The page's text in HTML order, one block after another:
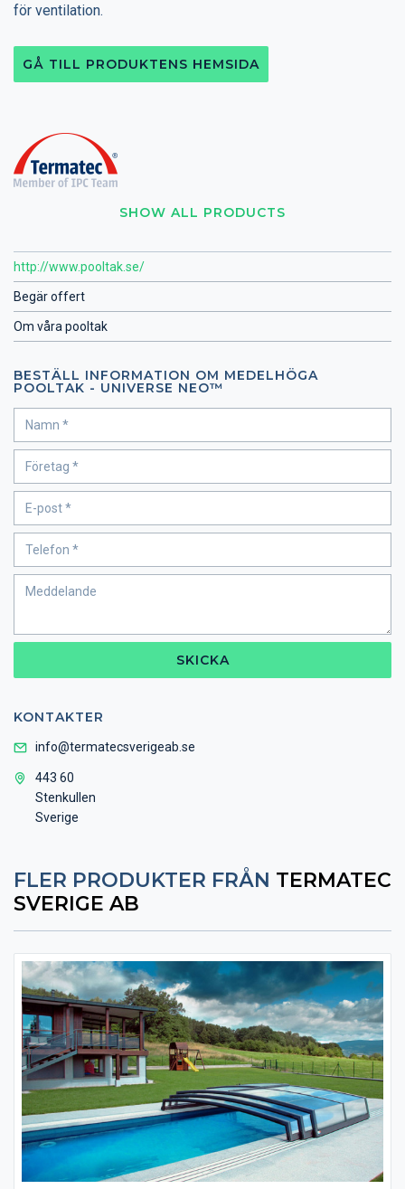
SHOW ALL PRODUCTS
http://www.pooltak.se/
Begär offert
Om våra pooltak
BESTÄLL INFORMATION OM MEDELHÖGA
POOLTAK - UNIVERSE NEO™
SKICKA
KONTAKTER
info@termatecsverigeab.se
​​​​​443 60
Stenkullen
Sverige
för ventilation.
GÅ TILL PRODUKTENS HEMSIDA
FLER PRODUKTER FRÅN TERMATEC
SVERIGE AB